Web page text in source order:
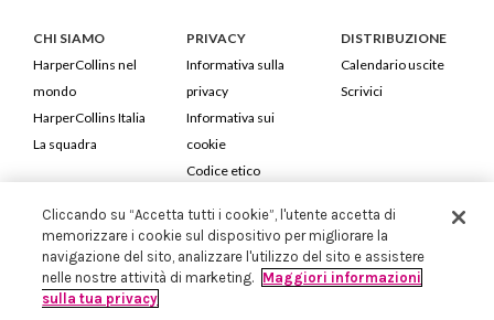
CHI SIAMO
HarperCollins nel
mondo
HarperCollins Italia
La squadra
PRIVACY
Informativa sulla
privacy
Informativa sui
cookie
Codice etico
DISTRIBUZIONE
Calendario uscite
Scrivici
HarperCollins Italia S.p.A. Viale Monte Nero, 84 - 20135 Milano
Cod. Fiscale e P.IVA 05946780151 - Capitale Sociale 258.250 €
Iscritta in Milano al Registro delle imprese nr.198004 e REA nr.1051898
Cliccando su “Accetta tutti i cookie”, l'utente accetta di
memorizzare i cookie sul dispositivo per migliorare la
navigazione del sito, analizzare l'utilizzo del sito e assistere
nelle nostre attività di marketing. Maggiori informazioni
sulla tua privacy